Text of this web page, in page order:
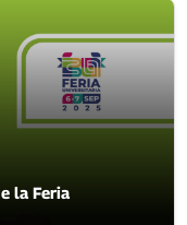
la Feria